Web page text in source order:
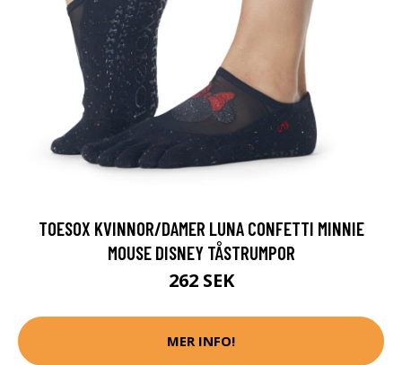
TOESOX KVINNOR/DAMER LUNA CONFETTI MINNIE
MOUSE DISNEY TÅSTRUMPOR
262 SEK
MER INFO!